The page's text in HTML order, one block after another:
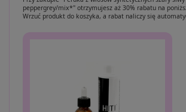
peppergrey/mix*" otrzymujesz aż 30% rabatu na
Wrzuć produkt do koszyka, a rabat naliczy się